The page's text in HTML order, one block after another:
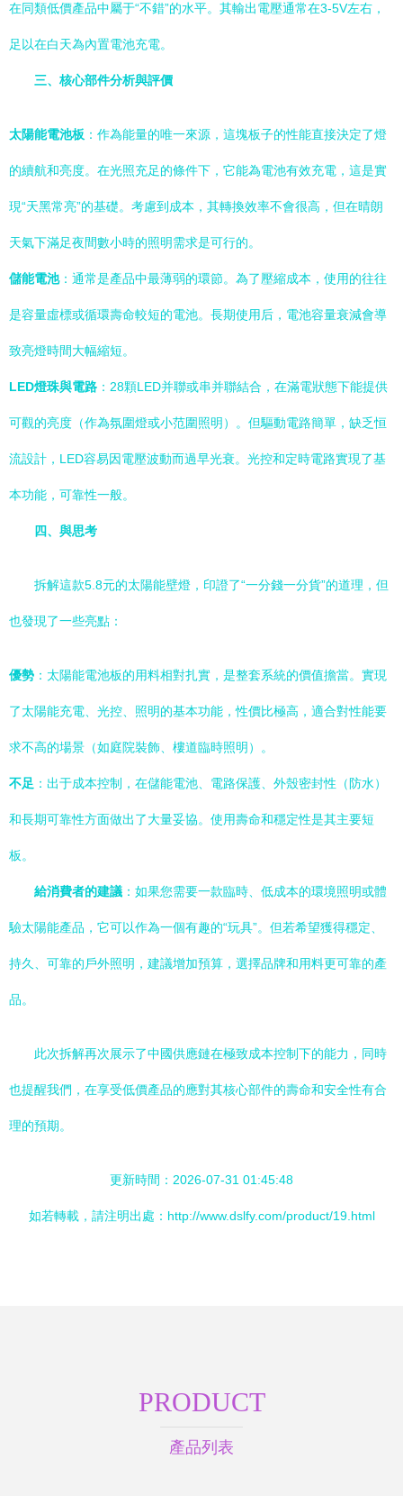
在同類低價產品中屬于“不錯”的水平。其輸出電壓通常在3-5V左右，
足以在白天為內置電池充電。
三、核心部件分析與評價
太陽能電池板 ：作為能量的唯一來源，這塊板子的性能直接決定了燈
的續航和亮度。在光照充足的條件下，它能為電池有效充電，這是實
現“天黑常亮”的基礎。考慮到成本，其轉換效率不會很高，但在晴朗
天氣下滿足夜間數小時的照明需求是可行的。
儲能電池：通常是產品中最薄弱的環節。為了壓縮成本，使用的往往
是容量虛標或循環壽命較短的電池。長期使用后，電池容量衰減會導
致亮燈時間大幅縮短。
LED燈珠與電路 ：28顆LED并聯或串并聯結合，在滿電狀態下能提供
可觀的亮度（作為氛圍燈或小范圍照明）。但驅動電路簡單，缺乏恒
流設計，LED容易因電壓波動而過早光衰。光控和定時電路實現了基
本功能，可靠性一般。
四、與思考
拆解這款5.8元的太陽能壁燈，印證了“一分錢一分貨”的道理，但
也發現了一些亮點：
優勢 ：太陽能電池板的用料相對扎實，是整套系統的價值擔當。實現
了太陽能充電、光控、照明的基本功能，性價比極高，適合對性能要
求不高的場景（如庭院裝飾、樓道臨時照明）。
不足 ：出于成本控制，在儲能電池、電路保護、外殼密封性（防水）
和長期可靠性方面做出了大量妥協。使用壽命和穩定性是其主要短
板。
給消費者的建議 ：如果您需要一款臨時、低成本的環境照明或體
驗太陽能產品，它可以作為一個有趣的“玩具”。但若希望獲得穩定、
持久、可靠的戶外照明，建議增加預算，選擇品牌和用料更可靠的產
品。
此次拆解再次展示了中國供應鏈在極致成本控制下的能力，同時
也提醒我們，在享受低價產品的應對其核心部件的壽命和安全性有合
理的預期。
更新時間：2026-07-31 01:45:48
如若轉載，請注明出處：http://www.dslfy.com/product/19.html
PRODUCT
產品列表